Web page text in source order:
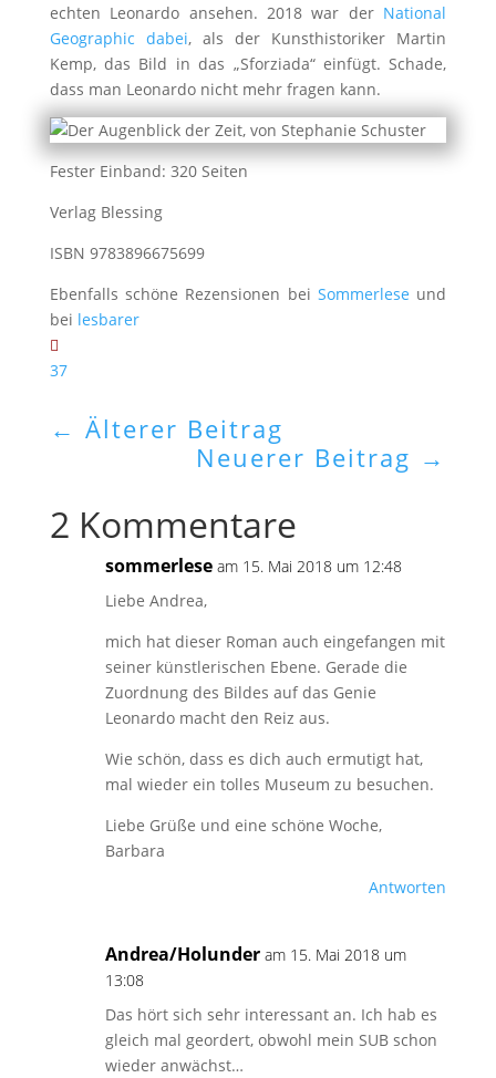
echten Leonardo ansehen. 2018 war der National
Geographic dabei, als der Kunsthistoriker Martin
Kemp, das Bild in das „Sforziada“ einfügt. Schade,
dass man Leonardo nicht mehr fragen kann.
Fester Einband: 320 Seiten
Verlag Blessing
ISBN 9783896675699
Ebenfalls schöne Rezensionen bei Sommerlese und
bei lesbarer
37
← Älterer Beitrag
Neuerer Beitrag →
2 Kommentare
sommerlese am 15. Mai 2018 um 12:48
Liebe Andrea,
mich hat dieser Roman auch eingefangen mit
seiner künstlerischen Ebene. Gerade die
Zuordnung des Bildes auf das Genie
Leonardo macht den Reiz aus.
Wie schön, dass es dich auch ermutigt hat,
mal wieder ein tolles Museum zu besuchen.
Liebe Grüße und eine schöne Woche,
Barbara
Antworten
Andrea/Holunder am 15. Mai 2018 um
13:08
Das hört sich sehr interessant an. Ich hab es
gleich mal geordert, obwohl mein SUB schon
wieder anwächst…